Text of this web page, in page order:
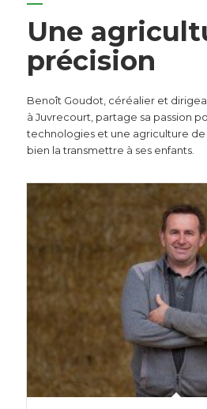
Une
précision
Benoît Goudot, céréalier et
à Juvrecourt, partage sa passion
technologies et une agriculture
bien la transmettre à ses enfants.